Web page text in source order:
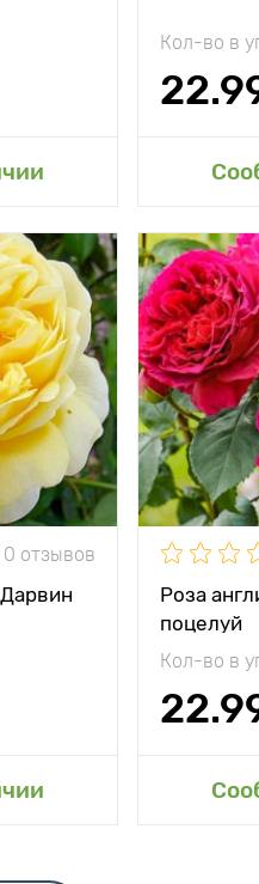
Кол-во в
0 отзывов
Роза
поцелуй
Кол-во в